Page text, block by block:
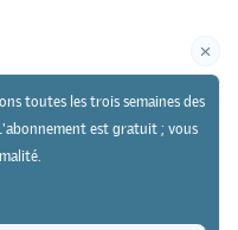
toutes les trois semaines des
est gratuit ; vous